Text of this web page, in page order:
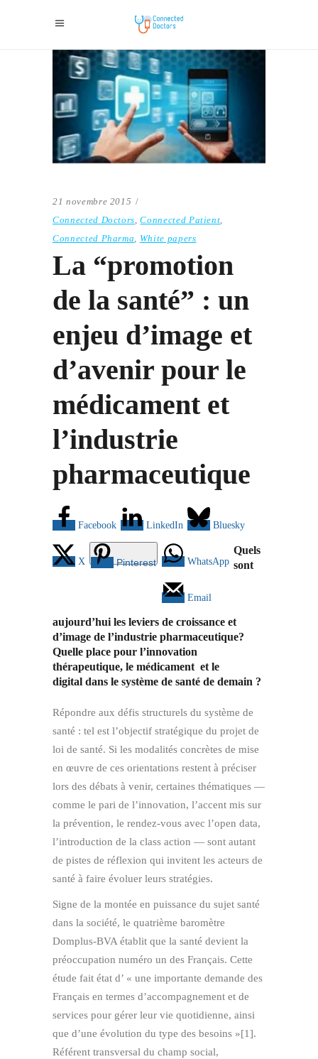
21 novembre 2015
Connected Doctors ,Connected Patient
Connected Pharma
White papers
La “promotion
de la santé” : un
enjeu d’image et
d’avenir pour le
médicament et
l’industrie
pharmaceutique
Facebook LinkedIn Bluesky
X Pinterest WhatsApp
Email
Quels
sont
aujourd’hui les leviers de croissance et
d’image de l’industrie pharmaceutique?
Quelle place pour l’innovation
thérapeutique, le médicament et le
digital dans le système de santé de demain ?
Répondre aux défis structurels du système de
santé : tel est l’objectif stratégique du projet de
loi de santé. Si les modalités concrètes de mise
en œuvre de ces orientations restent à préciser
lors des débats à venir, certaines thématiques —
comme le pari de l’innovation, l’accent mis sur
la prévention, le rendez-vous avec l’open data,
l’introduction de la class action — sont autant
de pistes de réflexion qui invitent les acteurs de
santé à faire évoluer leurs stratégies.
Signe de la montée en puissance du sujet santé
dans la société, le quatrième baromètre
Domplus-BVA établit que la santé devient la
préoccupation numéro un des Français. Cette
étude fait état d’ « une importante demande des
Français en termes d’accompagnement et de
services pour gérer leur vie quotidienne, ainsi
que d’une évolution du type des besoins »[1].
Référent transversal du champ social,